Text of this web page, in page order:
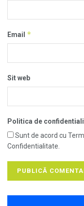
Email *
Sit web
Politica de
Sunt de acord cu
Confidentialitate.